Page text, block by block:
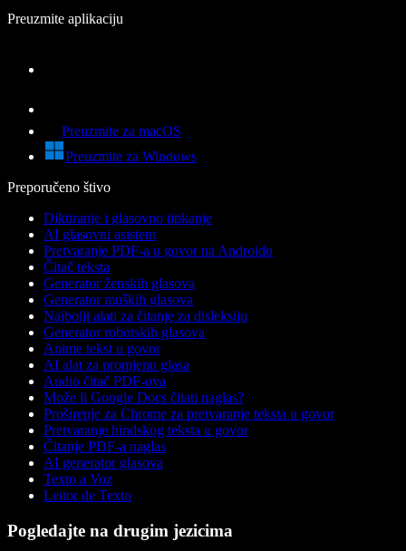
Preuzmite aplikaciju
Preuzmite za macOS
Preuzmite za Windows
Preporučeno štivo
Diktiranje i glasovno tipkanje
AI glasovni asistent
Pretvaranje PDF-a u govor na Androidu
Čitač teksta
Generator ženskih glasova
Generator muških glasova
Najbolji alati za čitanje za disleksiju
Generator robotskih glasova
Anime tekst u govor
AI alat za promjenu glasa
Audio čitač PDF-ova
Može li Google Docs čitati naglas?
Proširenje za Chrome za pretvaranje teksta u govor
Pretvaranje hindskog teksta u govor
Čitanje PDF-a naglas
AI generator glasova
Texto a Voz
Leitor de Texto
Pogledajte na drugim jezicima